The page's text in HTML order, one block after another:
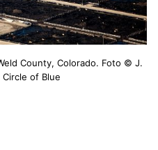
County, Colorado. Foto © J.
of Blue